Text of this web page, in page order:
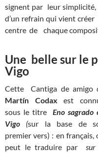
signent par leur
d’un refrain qui vient
centre de chaque
Une belle sur le
Vigo
Cette Cantiga de amigo
Martín Codax est
sous le titre Eno sagrado
Vigo (sur la base de
premier vers) : en français,
peut le traduire par